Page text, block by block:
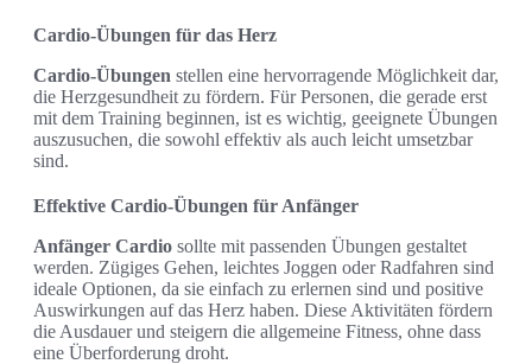
Cardio-Übungen für das Herz
Cardio-Übungen stellen eine hervorragende Möglichkeit dar,
die Herzgesundheit zu fördern. Für Personen, die gerade erst
mit dem Training beginnen, ist es wichtig, geeignete Übungen
auszusuchen, die sowohl effektiv als auch leicht umsetzbar
sind.
Effektive Cardio-Übungen für Anfänger
Anfänger Cardio sollte mit passenden Übungen gestaltet
werden. Zügiges Gehen, leichtes Joggen oder Radfahren sind
ideale Optionen, da sie einfach zu erlernen sind und positive
Auswirkungen auf das Herz haben. Diese Aktivitäten fördern
die Ausdauer und steigern die allgemeine Fitness, ohne dass
eine Überforderung droht.